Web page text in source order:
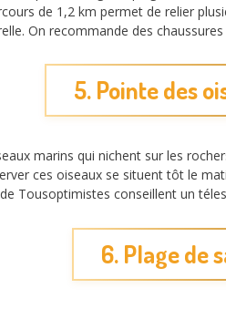
de 1,2 km permet de relier
On recommande des
5. Pointe des
marins qui nichent sur les
ces oiseaux se situent tôt le
Tousoptimistes conseillent un
6. Plage de